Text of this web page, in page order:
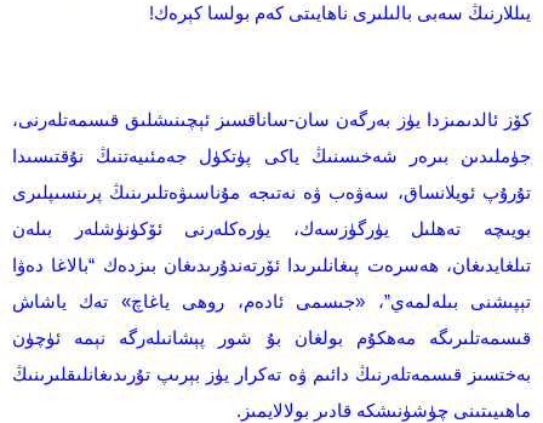
يىللارنىڭ سەبى بالىلىرى ناھايىتى كەم بولسا كېرەك!
كۆز ئالدىمىزدا يۈز بەرگەن سان-ساناقسىز ئېچىنىشلىق قىسمەتلەرنى،
جۈملىدىن بىرەر شەخىسنىڭ ياكى پۈتكۈل جەمئىيەتنىڭ نۇقتىسىدا
تۇرۇپ ئويلانساق، سەۋەب ۋە نەتىجە مۇناسىۋەتلىرىنىڭ پرىنسىپلىرى
بويىچە تەھلىل يۈرگۈزسەك، يۈرەكلەرنى ئۆكۈنۈشلەر بىلەن
تىلغايدىغان، ھەسرەت پىغانلىرىدا ئۆرتەندۇرىدىغان بىزدەك “بالاغا دەۋا
تېپىشنى بىلەلمەي”، «جىسمى ئادەم، روھى ياغاچ» تەك ياشاش
قىسمەتلىرىگە مەھكۇم بولغان بۇ شور پېشانىلەرگە نېمە ئۈچۈن
بەختسىز قىسمەتلەرنىڭ دائىم ۋە تەكرار يۈز بېرىپ تۇرىدىغانلىقلىرىنىڭ
ماھىيىتىنى چۈشۈنىشكە قادىر بولالايمىز.